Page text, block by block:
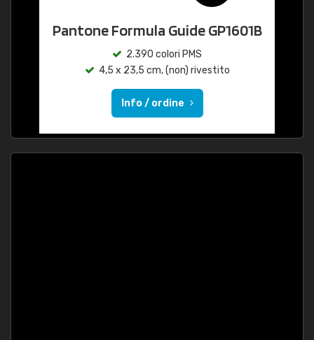
Pantone Formula Guide GP1601B
2.390 colori PMS
4,5 x 23,5 cm, (non) rivestito
Info / ordine